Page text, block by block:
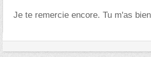
Je te remercie encore. Tu m'as